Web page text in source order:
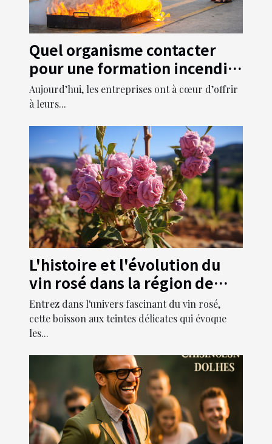
Quel organisme contacter
pour une formation incendie
dans ses propres locaux ?
Aujourd’hui, les entreprises ont à cœur d’offrir
à leurs...
L'histoire et l'évolution du
vin rosé dans la région de
Provence
Entrez dans l'univers fascinant du vin rosé,
cette boisson aux teintes délicates qui évoque
les...